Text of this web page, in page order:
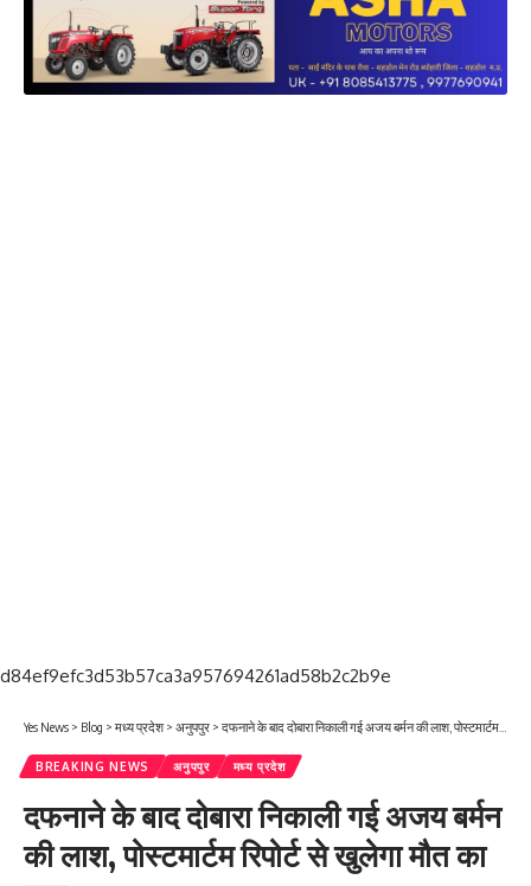
d84ef9efc3d53b57ca3a957694261ad58b2c2b9e
Yes News > Blog > मध्य प्रदेश> अनुपपुर > दफनाने के बाद दोबारा निकाली गई अजय बर्मन की लाश, पोस्टमार्टम रिपोर्ट से खुलेगा मौत का राज
BREAKING NEWS अनुपपुर मध्य प्रदेश
दफनाने के बाद दोबारा निकाली गई अजय बर्मन
की लाश, पोस्टमार्टम रिपोर्ट से खुलेगा मौत का